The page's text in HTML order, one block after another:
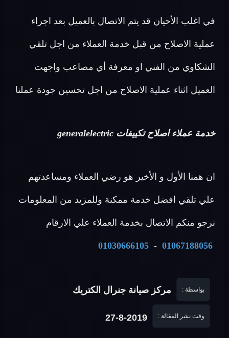
في اغلب الأحيان قد يتم الاتصال بالعميل بعد اجراء
عملية الاصلاح من قبل خدمة العملاء من اجل تلقي
الشكاوي من الفني او معرفة أي مصاعب واجهت
العميل اثناء عملية الاصلاح من اجل تحسين جودة عملنا
خدمة عملاء اصلاح تكييفات generalelectric
ان همنا الأول و الأخير هو رضي العملاء ومساعدتهم
علي تلقي افضل خدمة ممكنة وللمزيد من المعلومات
نرجو منكم الاتصال بخدمة العملاء علي الارقام
01067188056
-
01030666105
بواسطة : مركز صيانة جنرال الكتريك
وقت نشر المقالة : 27-8-2019